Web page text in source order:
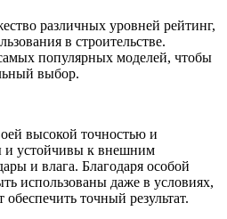
различных уровней рейтинг,
в строительстве.
популярных моделей, чтобы
выбор.
высокой точностью и
устойчивы к внешним
и влага. Благодаря особой
использованы даже в условиях,
точный результат.